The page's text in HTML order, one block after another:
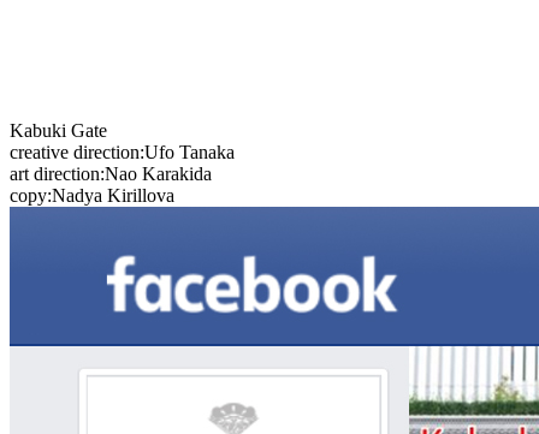
Kabuki Gate
creative direction:Ufo Tanaka
art direction:Nao Karakida
copy:Nadya Kirillova